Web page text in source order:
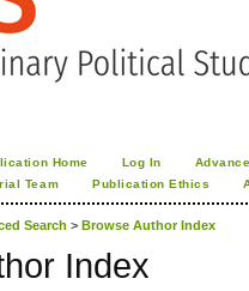
Home Log In
Team Publication Ethics
Search > Browse Author Index
Index